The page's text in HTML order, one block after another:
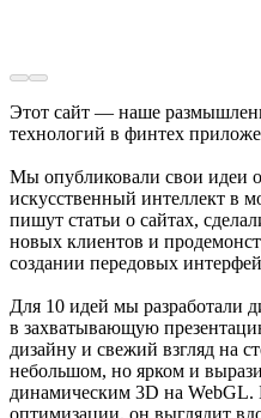
Этот сайт — наше
технологий в финтех
Мы опубликовали свои идеи
искусственный интеллект в
пишут статьи о сайтах,
новых клиентов и
создании передовых
Для 10 идей мы разработали
в захватывающую
дизайну и свежий взгляд на
небольшом, но ярком и
динамическим 3D на WebGL.
оптимизации, он выглядит